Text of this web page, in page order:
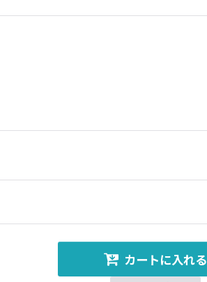
カートに入れる